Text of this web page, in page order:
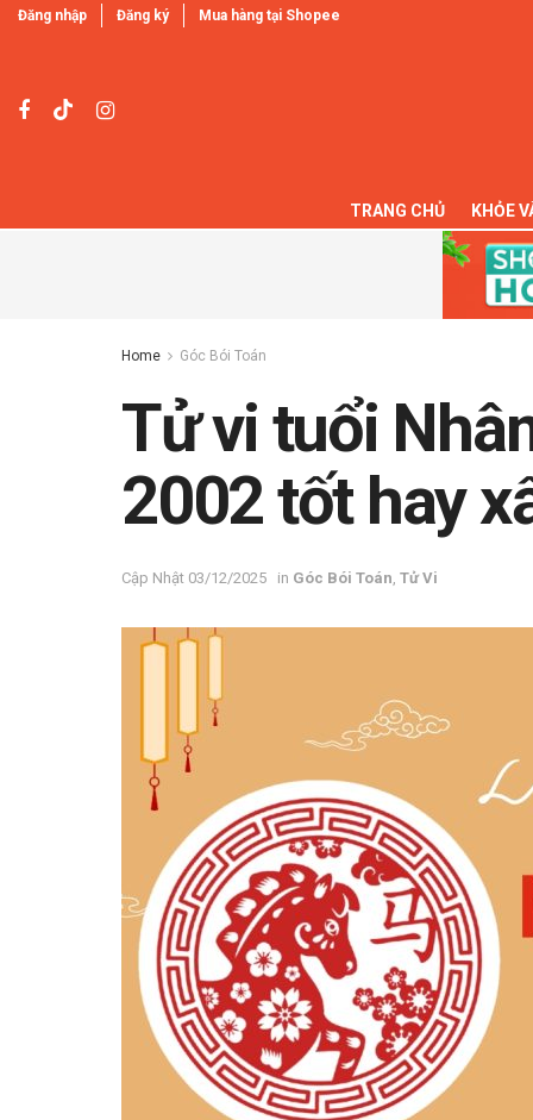
Đăng nhập Đăng ký Mua hàng tại Shopee
TRANG CHỦ KHỎE
Home Góc Bói Toán
Tử vi tuổi
2002 tốt hay
03/12/2025 in Góc Bói Toán Tử Vi